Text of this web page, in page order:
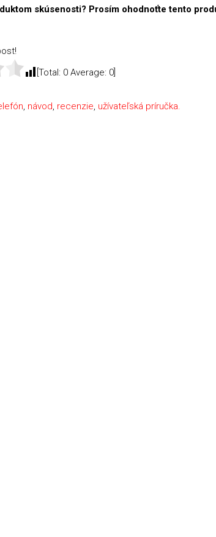
skúsenosti? Prosím ohodnoťte tento
[Total: 0 Average: 0
, návod, recenzie, užívateľská príručka.